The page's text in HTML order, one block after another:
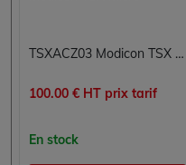
TSXACZ03 Modicon TSX Micro Schneider Electric
100.00 € HT prix tarif
En stock